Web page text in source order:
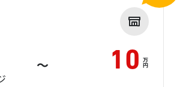
～ 10 万
円